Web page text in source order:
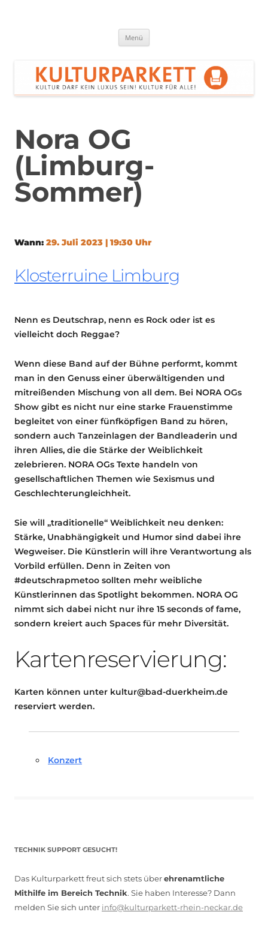
Menü
Nora OG
(Limburg-
Sommer)
Wann: 29. Juli 2023 | 19:30 Uhr
Klosterruine Limburg
Nenn es Deutschrap, nenn es Rock oder ist es
vielleicht doch Reggae?
Wenn diese Band auf der Bühne performt, kommt
man in den Genuss einer überwältigenden und
mitreißenden Mischung von all dem. Bei NORA OGs
Show gibt es nicht nur eine starke Frauenstimme
begleitet von einer fünfköpfigen Band zu hören,
sondern auch Tanzeinlagen der Bandleaderin und
ihren Allies, die die Stärke der Weiblichkeit
zelebrieren. NORA OGs Texte handeln von
gesellschaftlichen Themen wie Sexismus und
Geschlechterungleichheit.
Sie will „traditionelle“ Weiblichkeit neu denken:
Stärke, Unabhängigkeit und Humor sind dabei ihre
Wegweiser. Die Künstlerin will ihre Verantwortung als
Vorbild erfüllen. Denn in Zeiten von
#deutschrapmetoo sollten mehr weibliche
Künstlerinnen das Spotlight bekommen. NORA OG
nimmt sich dabei nicht nur ihre 15 seconds of fame,
sondern kreiert auch Spaces für mehr Diversität.
Kartenreservierung:
Karten können unter kultur@bad-duerkheim.de
reserviert werden.
Konzert
TECHNIK SUPPORT GESUCHT!
Das Kulturparkett freut sich stets überehrenamtliche
Mithilfe im Bereich Technik. Sie haben Interesse? Dann
melden Sie sich unter info@kulturparkett-rhein-neckar.de